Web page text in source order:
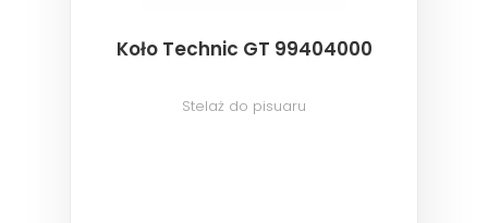
Koło Technic GT 99404000
Stelaż do pisuaru